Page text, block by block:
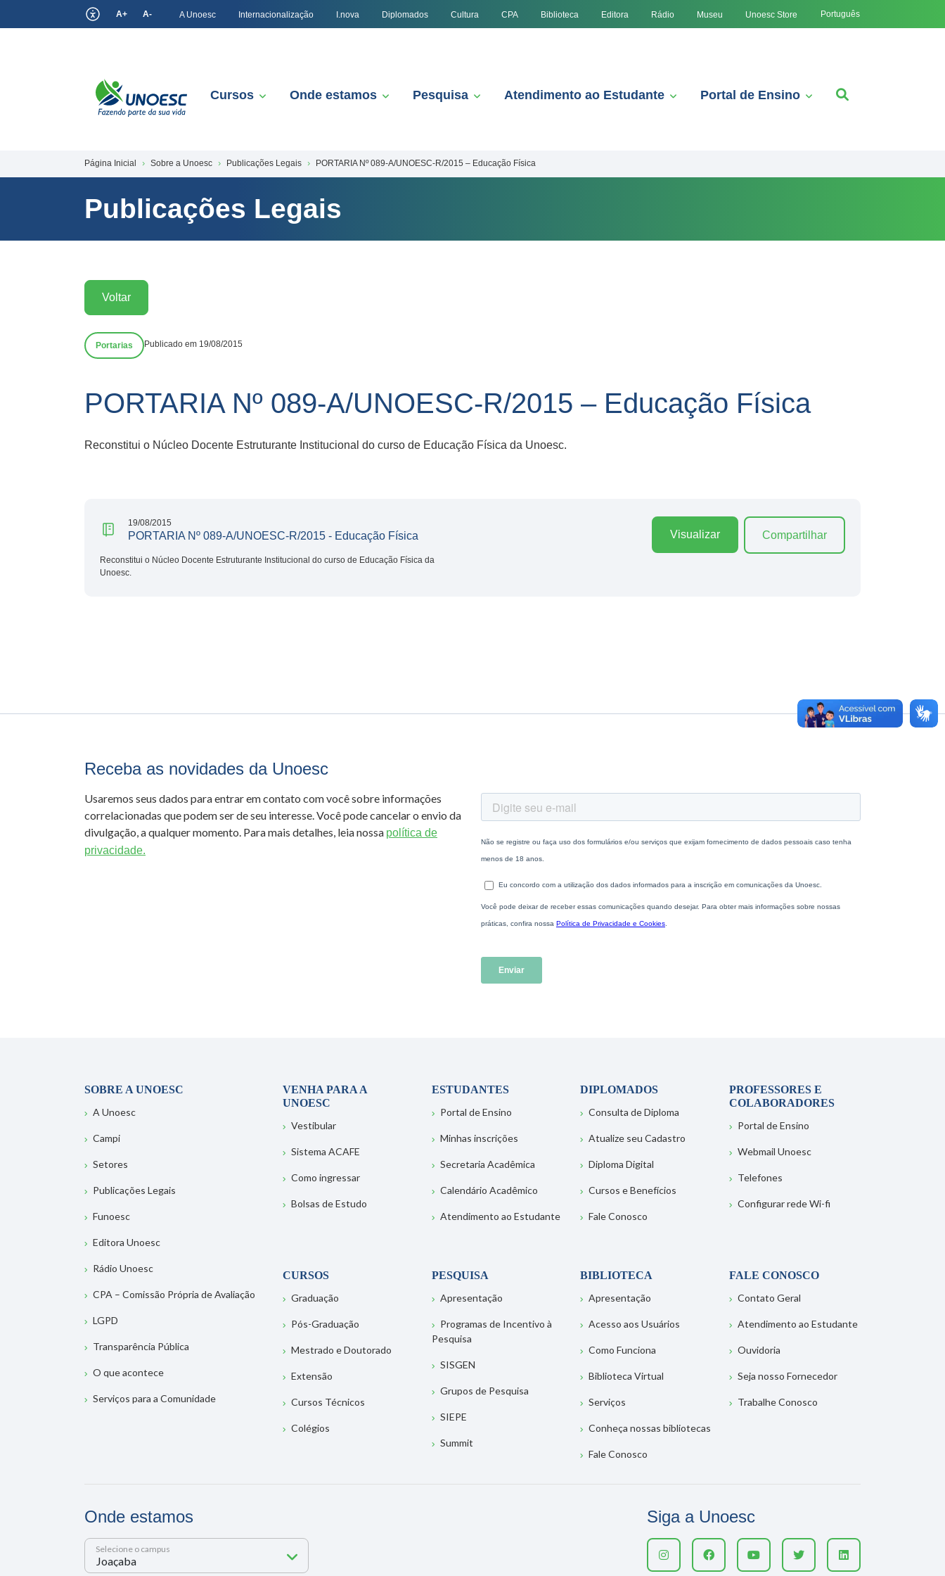
A+ A- A Unoesc Internacionalização I.nova Diplomados Cultura CPA Biblioteca Editora Rádio Museu Unoesc Store Português
Cursos Onde estamos Pesquisa Atendimento ao Estudante Portal de Ensino
Página Inicial Sobre a Unoesc Publicações Legais PORTARIA Nº 089-A/UNOESC-R/2015 – Educação Física
Publicações Legais
Voltar
Portarias Publicado em 19/08/2015
PORTARIA Nº 089-A/UNOESC-R/2015 – Educação Física
Reconstitui o Núcleo Docente Estruturante Institucional do curso de Educação Física da Unoesc.
19/08/2015
PORTARIA Nº 089-A/UNOESC-R/2015 - Educação Física
Reconstitui o Núcleo Docente Estruturante Institucional do curso de Educação Física da
Unoesc.
Visualizar Compartilhar
Receba as novidades da Unoesc
Usaremos seus dados para entrar em contato com você sobre informações
correlacionadas que podem ser de seu interesse. Você pode cancelar o envio da
divulgação, a qualquer momento. Para mais detalhes, leia nossa política de
privacidade.
SOBRE A UNOESC
A Unoesc
Campi
Setores
Publicações Legais
Funoesc
Editora Unoesc
Rádio Unoesc
CPA – Comissão Própria de Avaliação
LGPD
Transparência Pública
O que acontece
Serviços para a Comunidade
VENHA PARA A
UNOESC
Vestibular
Sistema ACAFE
Como ingressar
Bolsas de Estudo
ESTUDANTES
Portal de Ensino
Minhas inscrições
Secretaria Acadêmica
Calendário Acadêmico
Atendimento ao Estudante
DIPLOMADOS
Consulta de Diploma
Atualize seu Cadastro
Diploma Digital
Cursos e Benefícios
Fale Conosco
PROFESSORES E
COLABORADORES
Portal de Ensino
Webmail Unoesc
Telefones
Configurar rede Wi-fi
CURSOS
Graduação
Pós-Graduação
Mestrado e Doutorado
Extensão
Cursos Técnicos
Colégios
PESQUISA
Apresentação
Programas de Incentivo à
Pesquisa
SISGEN
Grupos de Pesquisa
SIEPE
Summit
BIBLIOTECA
Apresentação
Acesso aos Usuários
Como Funciona
Biblioteca Virtual
Serviços
Conheça nossas bibliotecas
Fale Conosco
FALE CONOSCO
Contato Geral
Atendimento ao Estudante
Ouvidoria
Seja nosso Fornecedor
Trabalhe Conosco
Onde estamos
Selecione o campus
Siga a Unoesc